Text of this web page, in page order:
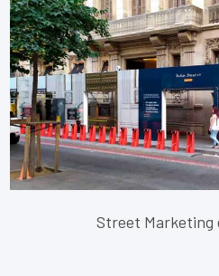
Street Marketing